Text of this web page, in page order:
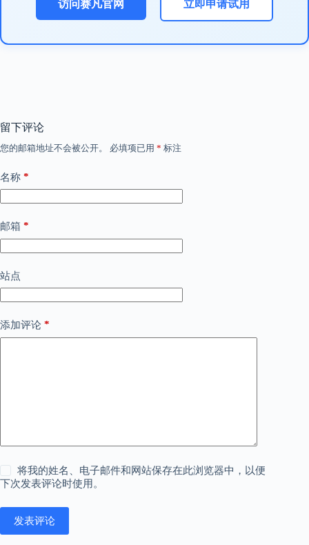
访问赛凡官网 立即申请试用
留下评论
您的邮箱地址不会被公开。 必填项已用 * 标注
名称 *
邮箱 *
站点
添加评论 *
将我的姓名、电子邮件和网站保存在此浏览器中，以便
下次发表评论时使用。
发表评论